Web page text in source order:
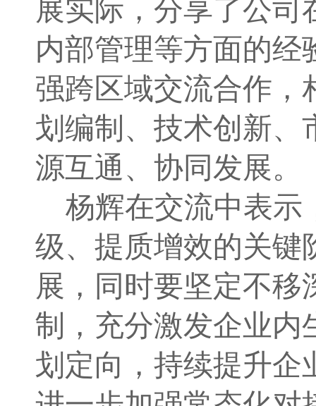
展实际，分享了公
内部管理等方面的经
强跨区域交流合作，
划编制、技术创新、
源互通、协同发展。
杨辉在交流中表示
级、提质增效的关键
展，同时要坚定不
制，充分激发企业内
划定向， 持续提升企